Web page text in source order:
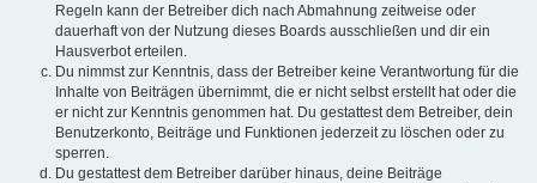
Regeln kann der Betreiber dich nach Abmahnung zeitweise oder
dauerhaft von der Nutzung dieses Boards ausschließen und dir ein
Hausverbot erteilen.
Du nimmst zur Kenntnis, dass der Betreiber keine Verantwortung für die
Inhalte von Beiträgen übernimmt, die er nicht selbst erstellt hat oder die
er nicht zur Kenntnis genommen hat. Du gestattest dem Betreiber, dein
Benutzerkonto, Beiträge und Funktionen jederzeit zu löschen oder zu
sperren.
Du gestattest dem Betreiber darüber hinaus, deine Beiträge